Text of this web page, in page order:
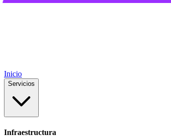
Inicio
Servicios
Infraestructura